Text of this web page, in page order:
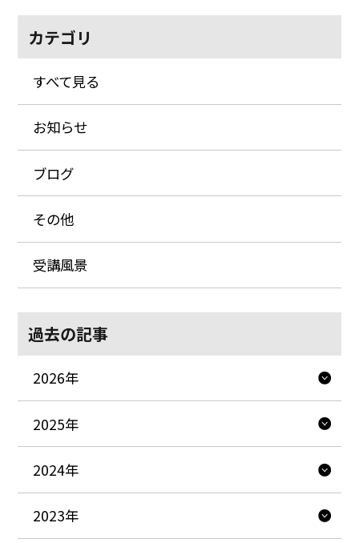
カテゴリ
すべて見る
お知らせ
ブログ
その他
受講風景
過去の記事
2026年
2025年
2024年
2023年